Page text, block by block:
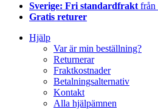
Sverige: Fri standardfrakt från
Gratis returer
Hjälp
Var är min beställning?
Returnerar
Fraktkostnader
Betalningsalternativ
Kontakt
Alla hjälpämnen